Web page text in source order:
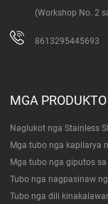
(Workshop No. 2
8613295445693
MGA PRODUKTO
Naglukot nga Stainless
Mga tubo nga kapilarya
Mga tubo nga giputos
Tubo nga nagpasinaw
Tubo nga dili